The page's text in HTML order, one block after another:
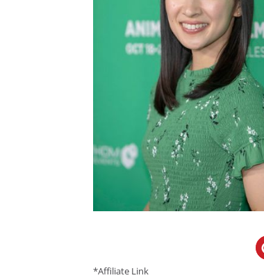
*Affiliate Link